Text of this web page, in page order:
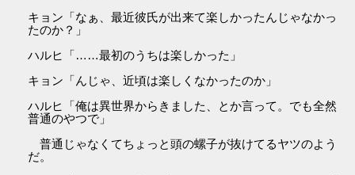
キョン「なぁ、最近彼氏が出来て楽しかったんじゃなかっ
たのか？」
ハルヒ「……最初のうちは楽しかった」
キョン「んじゃ、近頃は楽しくなかったのか」
ハルヒ「俺は異世界からきました、とか言って。でも全然
普通のやつで」
普通じゃなくてちょっと頭の螺子が抜けてるヤツのよう
だ。